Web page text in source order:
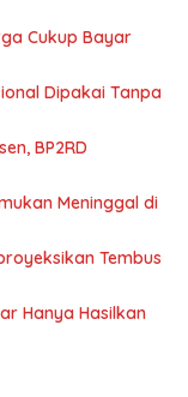
Cukup Bayar
Dipakai Tanpa
BP2RD
Meninggal di
Tembus
Hanya Hasilkan